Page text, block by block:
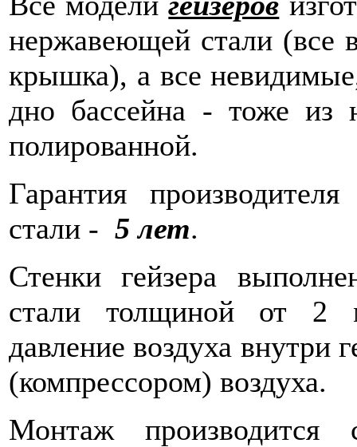
нержавеющей стали (все
крышка), а все
дно бассейна - тоже из
полированной.
Гарантия
стали - 5 лет.
Стенки гейзера
стали толщиной от 2
давление воздуха внутри
(компрессором) воздуха.
Монтаж